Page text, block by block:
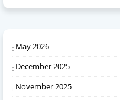
May 2026
December 2025
November 2025